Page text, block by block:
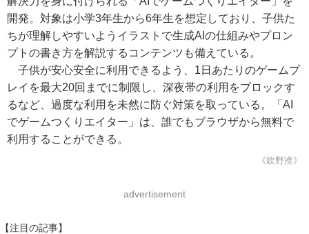
開発。対象は小学3年生から6年生を想定しており、子供た
ちが理解しやすいようイラストで生成AIの仕組みやプロン
プトの書き方を解説するコンテンツも備えている。
子供が安心安全に利用できるよう、1日あたりのゲームプ
レイを最大20回までに制限し、深夜帯の利用をブロックす
るなど、過度な利用を未然に防ぐ対策を取っている。「AI
でゲームつくりエイター」は、誰でもブラウザから無料で
利用することができる。
《吹野准》
advertisement
【注目の記事】